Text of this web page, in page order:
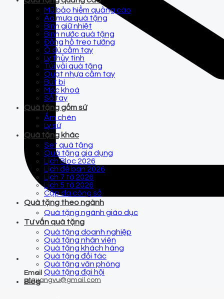
Email
qtquangvu@gmail.com
Mũ bảo hiểm quảng cáo
Áo mưa quà tặng
Bình giữ nhiệt
Bình nước quà tặng
Đồng hồ treo tường
Ô dù cầm tay
Ly thủy tinh
Túi vải quà tặng
Quạt nhựa cầm tay
Bút bi
Móc khoá
Sổ tay
Quà tặng gốm sứ
Ấm chén
Ly sứ
Quà tặng khác
Set quà tặng
Quà tặng gia dụng
Lịch Bloc 2026
Lịch để bàn 2026
Lịch 7 tờ 2026
Lịch 5 tờ 2026
Cặp da công sở
Quà tặng theo ngành
Quà tặng ngành giáo dục
Tư vấn quà tặng
Quà tặng doanh nghiệp
Quà tặng nhân viên
Quà tặng khách hàng
Quà tặng đối tác
Quà tặng văn phòng
Quà tặng đại hội
Blog